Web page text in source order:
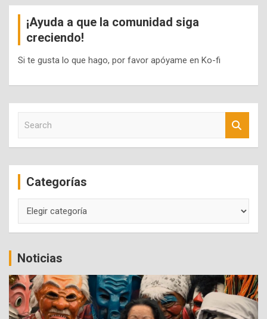
¡Ayuda a que la comunidad siga
creciendo!
Si te gusta lo que hago, por favor apóyame en Ko-fi
c
Categorías
Noticias